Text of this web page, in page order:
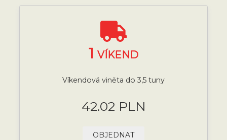
1 VÍKEND
Víkendová viněta do 3,5 tuny
42.02 PLN
OBJEDNAT